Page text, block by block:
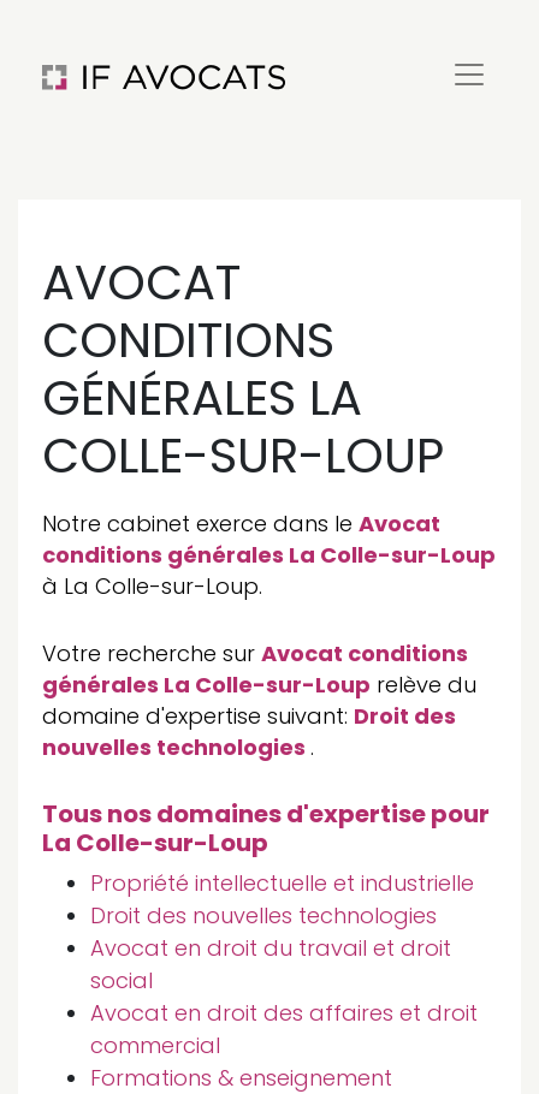
AVOCAT
CONDITIONS
GÉNÉRALES LA
COLLE-SUR-LOUP
Notre cabinet exerce dans le Avocat
conditions générales La Colle-sur-Loup
à La Colle-sur-Loup.
Votre recherche sur Avocat conditions
générales La Colle-sur-Loup relève du
domaine d'expertise suivant: Droit des
nouvelles technologies .
Tous nos domaines d'expertise pour
La Colle-sur-Loup
Propriété intellectuelle et industrielle
Droit des nouvelles technologies
Avocat en droit du travail et droit
social
Avocat en droit des affaires et droit
commercial
Formations & enseignement